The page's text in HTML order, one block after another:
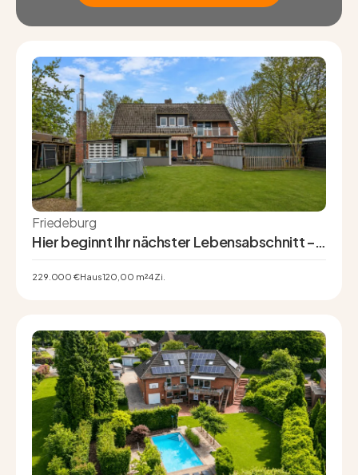
Friedeburg
Hier beginnt Ihr nächster Lebensabschnitt –
229.000 €Haus120,00 m²4 Zi.